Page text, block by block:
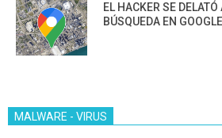
EL HACKER SE
BÚSQUEDA EN
MALWARE - VIRUS